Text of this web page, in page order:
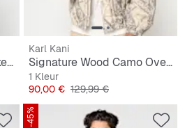
Unlined Eisenhower Jacket Rec
Karl Kani
Signature Wood Camo Oversized Work Jacket
1 Kleur
Prijs
90,00 € Originele Prijs
129,99 €
-45%